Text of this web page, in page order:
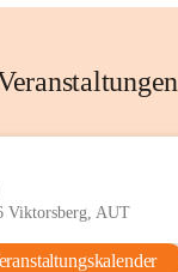
Viktorsberg, AUT